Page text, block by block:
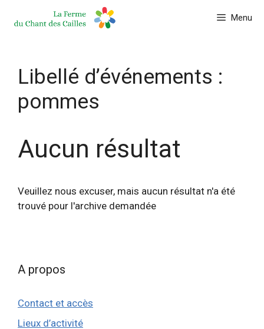
Menu
Libellé d’événements :
pommes
Aucun résultat
Veuillez nous excuser, mais aucun résultat n'a été
trouvé pour l'archive demandée
A propos
Contact et accès
Lieux d’activité